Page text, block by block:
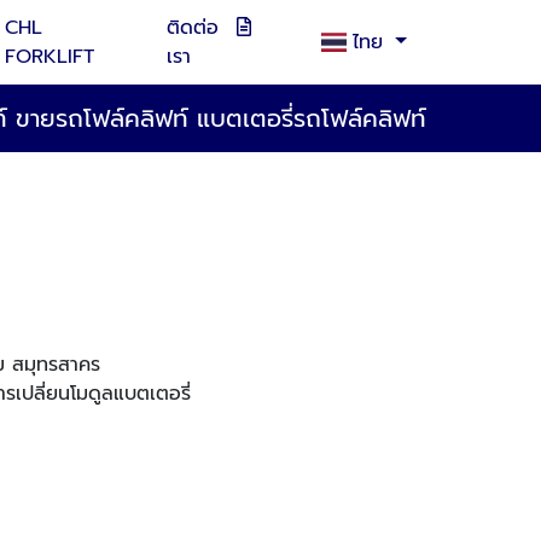
CHL
FORKLIFT
ติดต่อ
เรา
ไทย
ขายรถโฟล์คลิฟท์ แบตเตอรี่รถโฟล์คลิฟท์
สมุทรสาคร
เปลี่ยนโมดูลแบตเตอรี่